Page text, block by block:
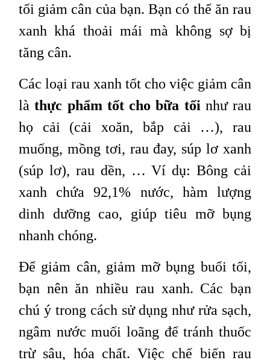
tối giảm cân của bạn. Bạn có thể ăn rau
xanh khá thoải mái mà không sợ bị
tăng cân.
Các loại rau xanh tốt cho việc giảm cân
làthực phẩm tốt cho bữa tối như rau
họ cải (cải xoăn, bắp cải …), rau
muống, mồng tơi, rau đay, súp lơ xanh
(súp lơ), rau dền, … Ví dụ: Bông cải
xanh chứa 92,1% nước, hàm lượng
dinh dưỡng cao, giúp tiêu mỡ bụng
nhanh chóng.
Để giảm cân, giảm mỡ bụng buổi tối,
bạn nên ăn nhiều rau xanh. Các bạn
chú ý trong cách sử dụng như rửa sạch,
ngâm nước muối loãng để tránh thuốc
trừ sâu, hóa chất. Việc chế biến rau